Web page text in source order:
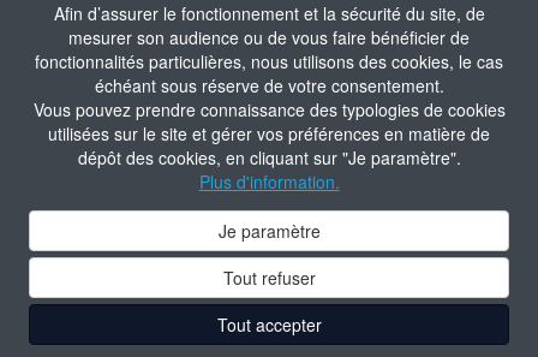
Afin d’assurer le fonctionnement et la sécurité du site, de
mesurer son audience ou de vous faire bénéficier de
fonctionnalités particulières, nous utilisons des cookies, le cas
échéant sous réserve de votre consentement.
Vous pouvez prendre connaissance des typologies de cookies
utilisées sur le site et gérer vos préférences en matière de
dépôt des cookies, en cliquant sur "Je paramètre".
Plus d'information.
Je paramètre
Tout refuser
Tout accepter